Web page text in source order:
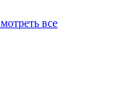
все